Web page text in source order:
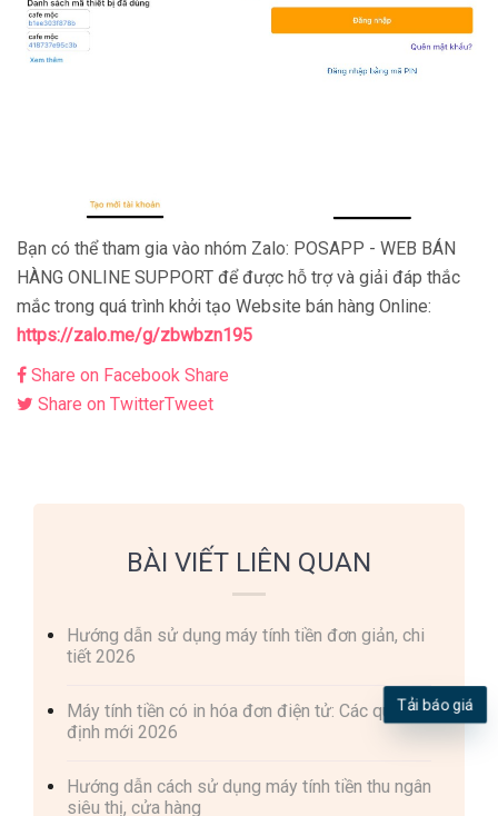
Bạn có thể tham gia vào nhóm Zalo: POSAPP - WEB BÁN
HÀNG ONLINE SUPPORT để được hỗ trợ và giải đáp thắc
mắc trong quá trình khởi tạo Website bán hàng Online:
https://zalo.me/g/zbwbzn195
Share on Facebook Share
Share on TwitterTweet
BÀI VIẾT LIÊN QUAN
Hướng dẫn sử dụng máy tính tiền đơn giản, chi
tiết 2026
Máy tính tiền có in hóa đơn điện tử: Các quy
định mới 2026
Hướng dẫn cách sử dụng máy tính tiền thu ngân
siêu thị, cửa hàng
Tải báo giá